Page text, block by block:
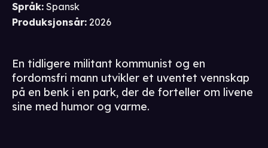
Språk: Spansk
Produksjonsår: 2026
En tidligere militant kommunist og en
fordomsfri mann utvikler et uventet vennskap
på en benk i en park, der de forteller om livene
sine med humor og varme.